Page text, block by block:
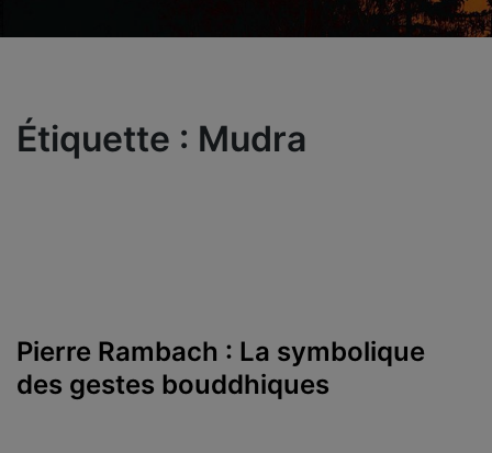
Étiquette : Mudra
Pierre Rambach : La symbolique
des gestes bouddhiques